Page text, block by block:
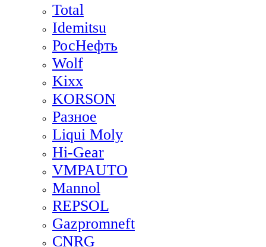
Total
Idemitsu
РосНефть
Wolf
Kixx
KORSON
Разное
Liqui Moly
Hi-Gear
VMPAUTO
Mannol
REPSOL
Gazpromneft
CNRG